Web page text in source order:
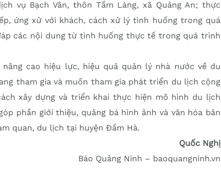
vụ Bạch Vân, thôn Tầm Làng, xã Quảng An; thực
ứng xử với khách, cách xử lý tình huống trong quá
các nội dung từ tình huống thực tế trong quá trình
cao hiệu lực, hiệu quả quản lý nhà nước về du
tham gia và muốn tham gia phát triển du lịch cộng
xây dựng và triển khai thực hiện mô hình du lịch
phần giới thiệu, quảng bá hình ảnh và văn hóa bản
quan, du lịch tại huyện Đầm Hà.
Quốc Nghị
Báo Quảng Ninh – baoquangninh.vn